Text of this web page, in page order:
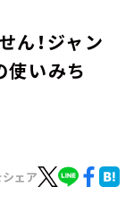
ん！ジャン
使いみち
ェア